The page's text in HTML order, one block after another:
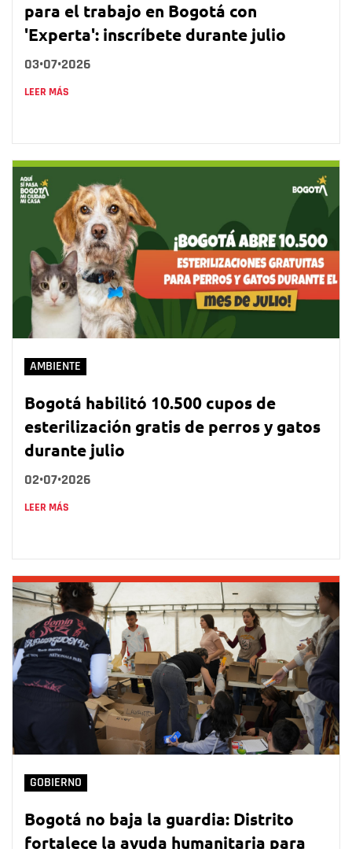
para el trabajo en Bogotá con
'Experta': inscríbete durante julio
03•07•2026
LEER MÁS
AMBIENTE
Bogotá habilitó 10.500 cupos de
esterilización gratis de perros y gatos
durante julio
02•07•2026
LEER MÁS
GOBIERNO
Bogotá no baja la guardia: Distrito
fortalece la ayuda humanitaria para